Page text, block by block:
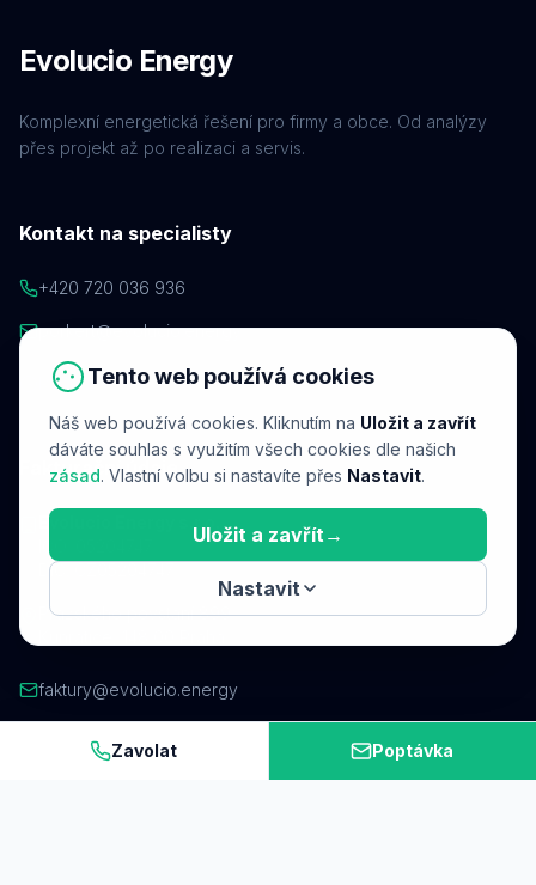
Evolucio Energy
Komplexní energetická řešení pro firmy a obce. Od analýzy
přes projekt až po realizaci a servis.
Kontakt na specialisty
+420 720 036 936
porkert@evolucio.energy
Reagujeme do 24 hodin
Fakturační údaje
Evolucio Energy s.r.o.
DIČ: CZ05204747
Pražského povstání 899
faktury@evolucio.energy
Tento web používá cookies
Náš web používá cookies. Kliknutím na Uložit a zavřít
dáváte souhlas s využitím všech cookies dle našich
zásad. Vlastní volbu si nastavíte přes Nastavit.
Uložit a zavřít→
Nastavit
Zavolat Poptávka